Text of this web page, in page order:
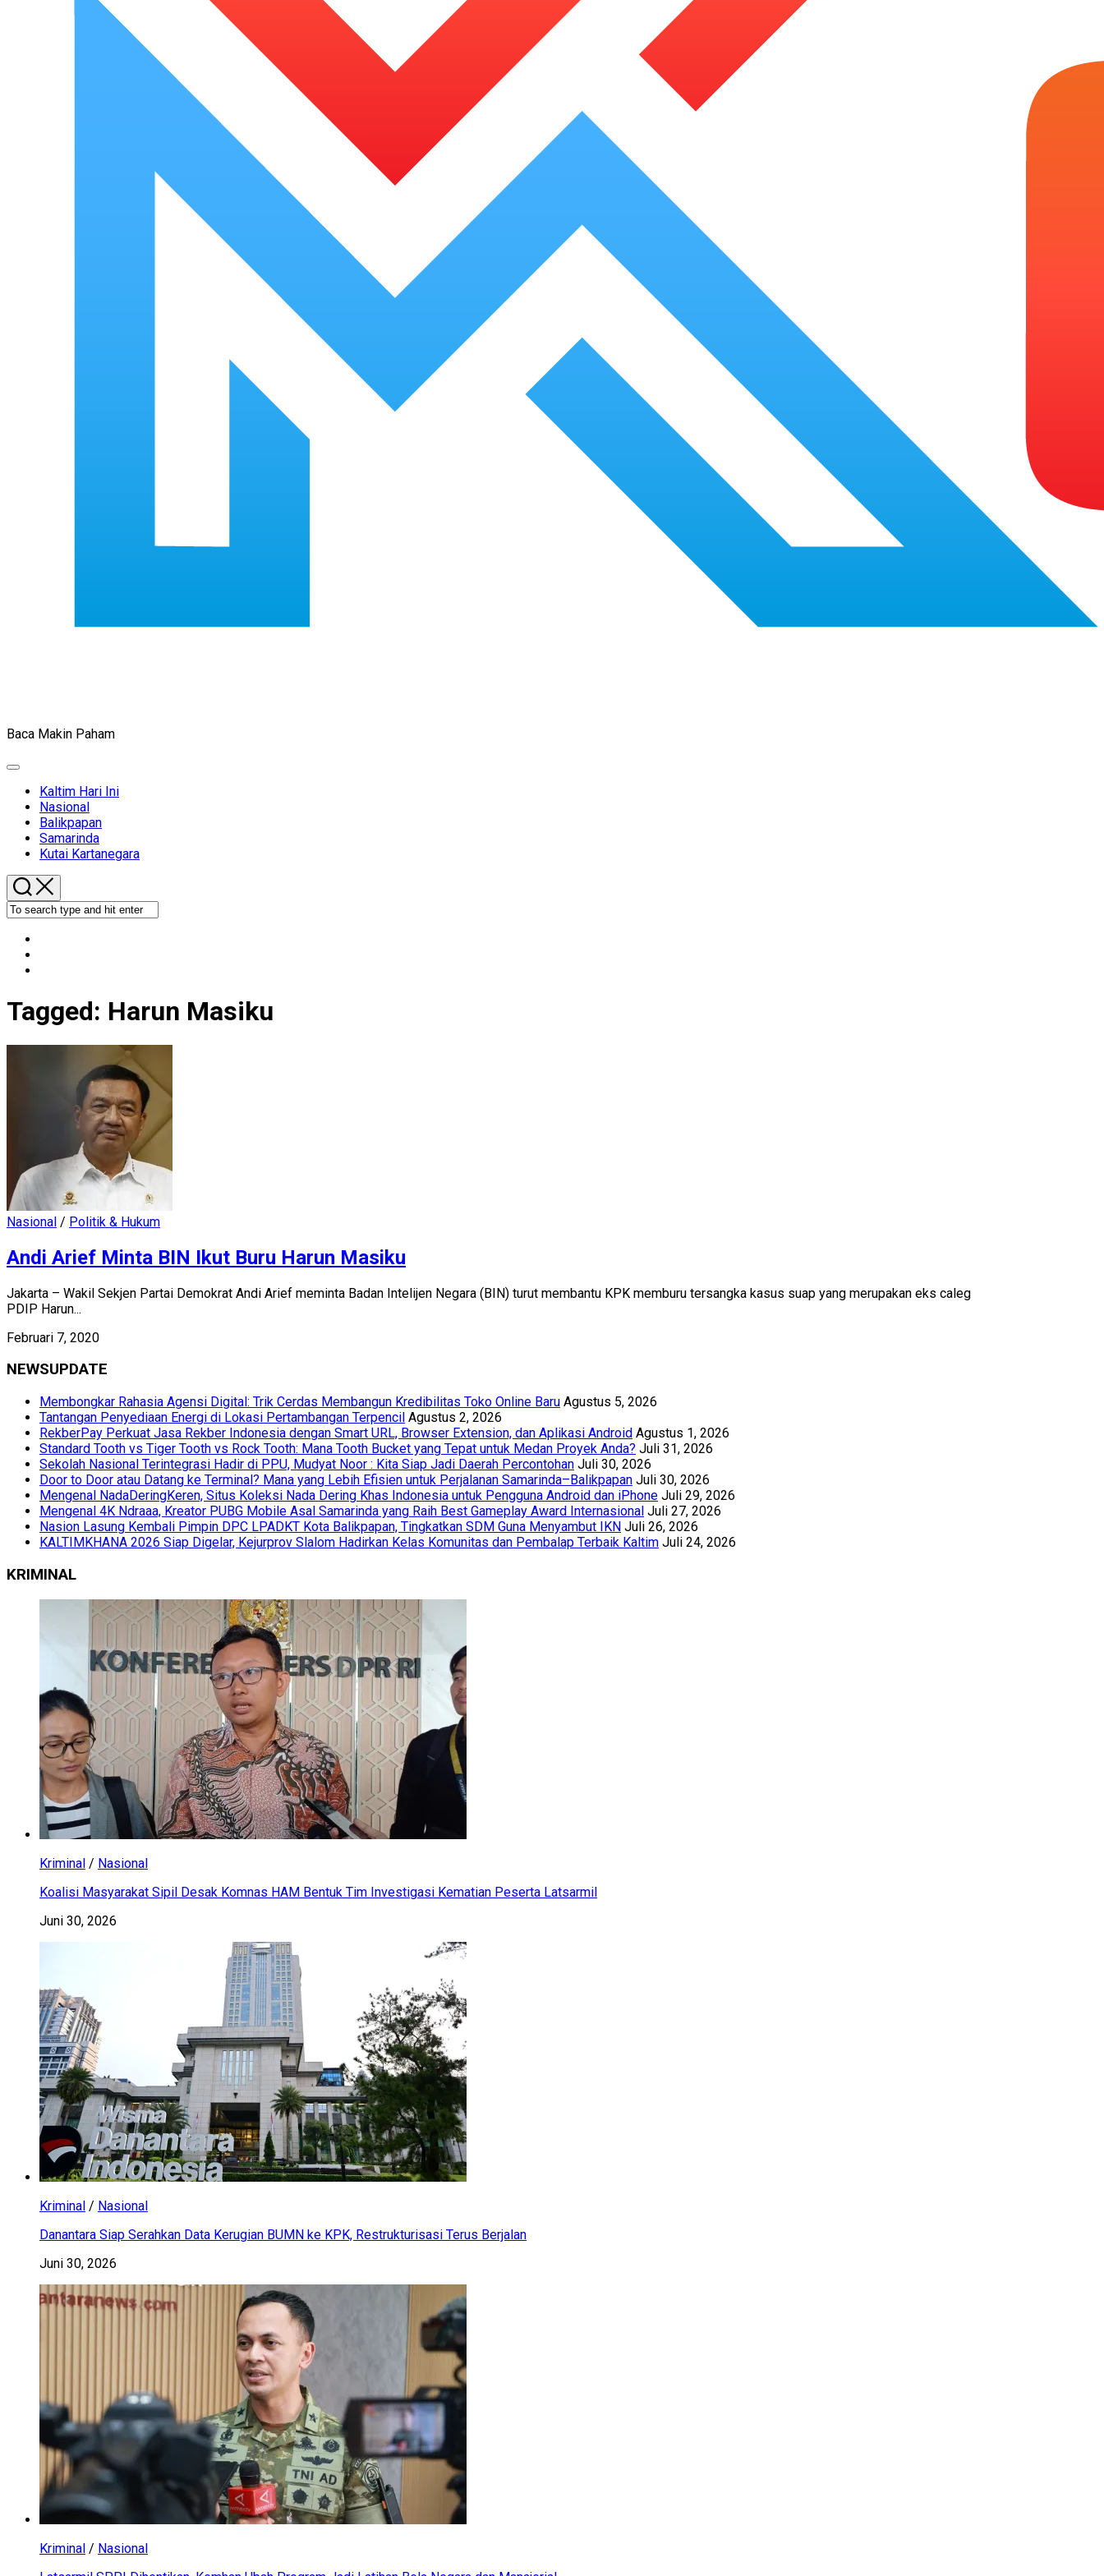
Baca Makin Paham
Expand
Kaltim Hari Ini
Nasional
Balikpapan
Samarinda
Kutai Kartanegara
Tagged: Harun Masiku
Nasional / Politik & Hukum
Andi Arief Minta BIN Ikut Buru Harun Masiku
Jakarta – Wakil Sekjen Partai Demokrat Andi Arief meminta Badan Intelijen Negara (BIN) turut membantu KPK memburu tersangka kasus suap yang merupakan eks caleg
PDIP Harun...
Februari 7, 2020
NEWSUPDATE
Membongkar Rahasia Agensi Digital: Trik Cerdas Membangun Kredibilitas Toko Online Baru Agustus 5, 2026
Tantangan Penyediaan Energi di Lokasi Pertambangan Terpencil Agustus 2, 2026
RekberPay Perkuat Jasa Rekber Indonesia dengan Smart URL, Browser Extension, dan Aplikasi Android Agustus 1, 2026
Standard Tooth vs Tiger Tooth vs Rock Tooth: Mana Tooth Bucket yang Tepat untuk Medan Proyek Anda? Juli 31, 2026
Sekolah Nasional Terintegrasi Hadir di PPU, Mudyat Noor : Kita Siap Jadi Daerah Percontohan Juli 30, 2026
Door to Door atau Datang ke Terminal? Mana yang Lebih Efisien untuk Perjalanan Samarinda–Balikpapan Juli 30, 2026
Mengenal NadaDeringKeren, Situs Koleksi Nada Dering Khas Indonesia untuk Pengguna Android dan iPhone Juli 29, 2026
Mengenal 4K Ndraaa, Kreator PUBG Mobile Asal Samarinda yang Raih Best Gameplay Award Internasional Juli 27, 2026
Nasion Lasung Kembali Pimpin DPC LPADKT Kota Balikpapan, Tingkatkan SDM Guna Menyambut IKN Juli 26, 2026
KALTIMKHANA 2026 Siap Digelar, Kejurprov Slalom Hadirkan Kelas Komunitas dan Pembalap Terbaik Kaltim Juli 24, 2026
KRIMINAL
Kriminal / Nasional
Koalisi Masyarakat Sipil Desak Komnas HAM Bentuk Tim Investigasi Kematian Peserta Latsarmil
Juni 30, 2026
Kriminal / Nasional
Danantara Siap Serahkan Data Kerugian BUMN ke KPK, Restrukturisasi Terus Berjalan
Juni 30, 2026
Kriminal / Nasional